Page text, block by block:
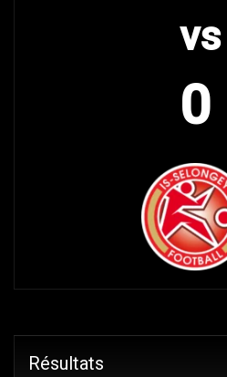
vs
0
Résultats